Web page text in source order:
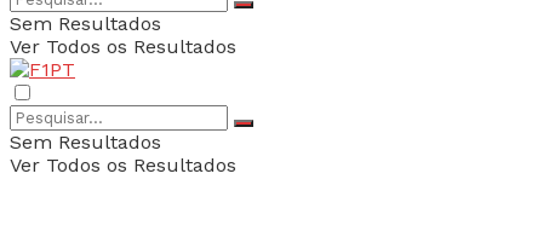
Sem Resultados
Ver Todos os Resultados
Sem Resultados
Ver Todos os Resultados